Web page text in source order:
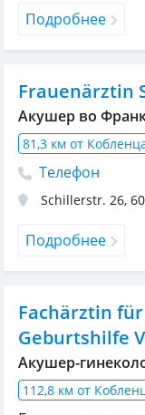
Подробнее
Frauenärztin
Акушер во
81,3 км от
Телефон
Schillerstr. 26,
Подробнее
Fachärztin
Geburtshilfe
Акушер-
112,8 км от